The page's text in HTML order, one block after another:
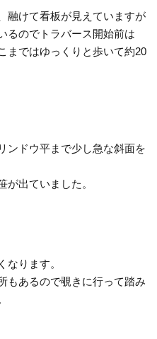
融けて看板が見えていますが
るのでトラバース開始前は
まではゆっくりと歩いて約20
ンドウ平まで少し急な斜面を
が出ていました。
なります。
もあるので覗きに行って踏み